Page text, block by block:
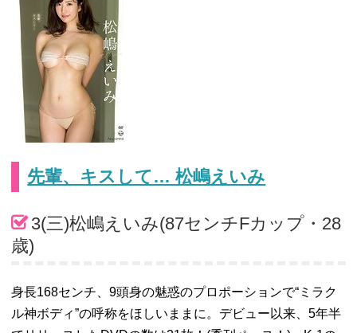
先輩、キスして… 松嶋えいみ
3(三)松嶋えいみ(87センチFカップ・28
歳)
身長168センチ、9頭身の魅惑のプロポーションで“ミラク
ル神ボディ”の呼称をほしいままに。デビュー以来、5年半